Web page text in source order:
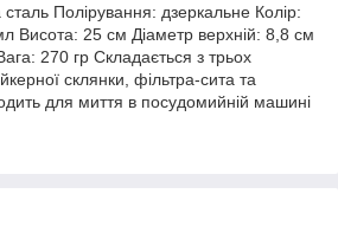
Полірування: дзеркальне Колір:
Висота: 25 см Діаметр верхній: 8,8 см
270 гр Складається з трьох
склянки, фільтра-сита та
для миття в посудомийній машині